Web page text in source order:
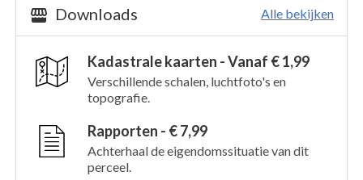
Downloads Alle bekijken
Kadastrale kaarten - Vanaf € 1,99
Verschillende schalen, luchtfoto's en
topografie.
Rapporten - € 7,99
Achterhaal de eigendomssituatie van dit
perceel.
Perceel 493
Kaarten en rapporten